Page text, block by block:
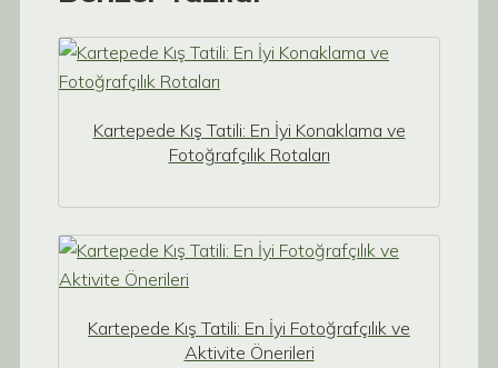
Kartepede Kış Tatili: En İyi Konaklama ve
Fotoğrafçılık Rotaları
Kartepede Kış Tatili: En İyi Fotoğrafçılık ve
Aktivite Önerileri